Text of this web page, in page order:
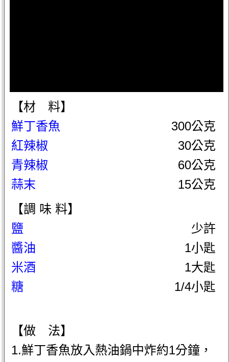
【材 料】
鮮丁香魚
300公克
紅辣椒
30公克
青辣椒
60公克
蒜末
15公克
【調 味 料】
鹽
少許
醬油
1小匙
米酒
1大匙
糖
1/4小匙
【做 法】
1.鮮丁香魚放入熱油鍋中炸約1分鐘，